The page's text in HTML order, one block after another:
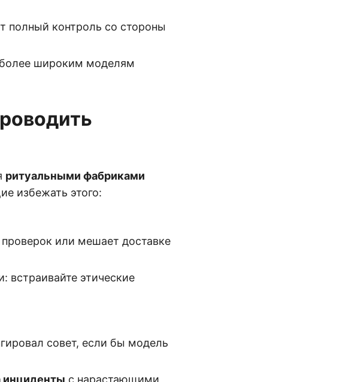
полный контроль со стороны
более широким моделям
ритуальными фабриками
избежать этого:
или мешает доставке
встраивайте этические
совет, если бы модель